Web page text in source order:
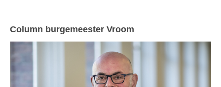
Column burgemeester Vroom